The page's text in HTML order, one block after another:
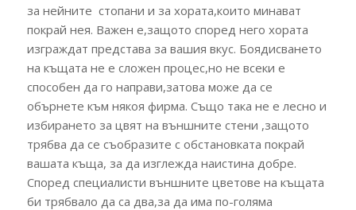
за нейните стопани и за хората,които минават
покрай нея. Важен е,защото според него хората
изграждат представа за вашия вкус. Боядисването
на къщата не е сложен процес,но не всеки е
способен да го направи,затова може да се
обърнете към някоя фирма. Също така не е лесно и
избирането за цвят на външните стени ,защото
трябва да се съобразите с обстановката покрай
вашата къща, за да изглежда наистина добре.
Според специалисти външните цветове на къщата
би трябвало да са два,за да има по-голяма